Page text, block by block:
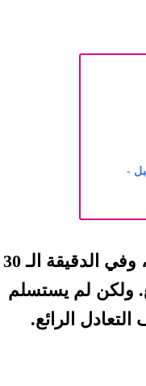
-
بدأت المباراة بإيقاع سريع وضغط من جانب الفريقين، وفي الدقيقة الـ 30
ولكن لم يستسلم